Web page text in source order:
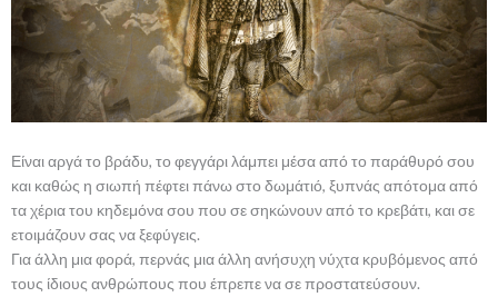
Είναι αργά το βράδυ, το φεγγάρι λάμπει μέσα από το παράθυρό σου
και καθώς η σιωπή πέφτει πάνω στο δωμάτιό, ξυπνάς απότομα από
τα χέρια του κηδεμόνα σου που σε σηκώνουν από το κρεβάτι, και σε
ετοιμάζουν σας να ξεφύγεις.
Για άλλη μια φορά, περνάς μια άλλη ανήσυχη νύχτα κρυβόμενος από
τους ίδιους ανθρώπους που έπρεπε να σε προστατεύσουν.